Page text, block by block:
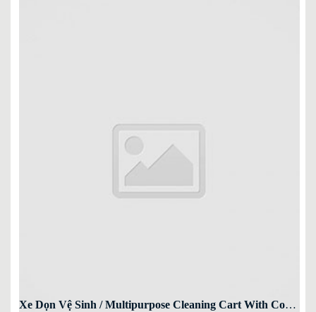
Xe Dọn Vệ Sinh / Multipurpose Cleaning Cart With Cover